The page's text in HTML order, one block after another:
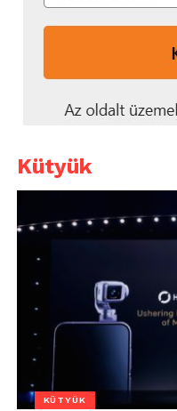
Kütyük
KÜTYÜK